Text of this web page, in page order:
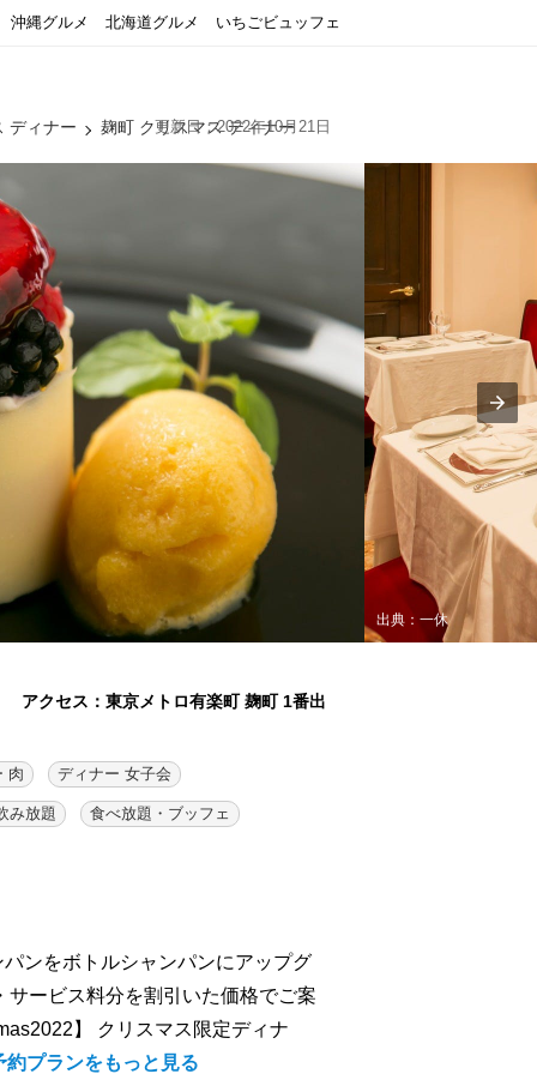
沖縄グルメ 北海道グルメ いちごビュッフェ
ディナー 麹町 クリスマス ディナー
更新日：2022年10月21日
出典：一休
アクセス：東京メトロ有楽町 麹町 1番出
肉 ディナー 女子会
み放題 食べ放題・ブッフェ
ンをボトルシャンパンにアップグ
サービス料分を割引いた価格でご案
】 クリスマス限定ディナ
プランをもっと見る